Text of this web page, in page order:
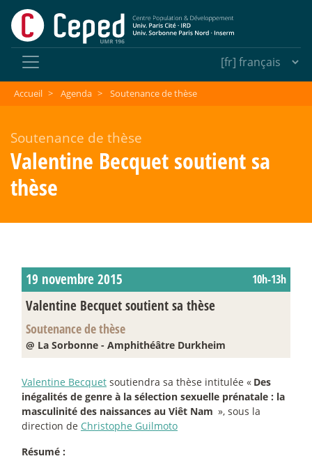
Accueil > Agenda > Soutenance de thèse
Soutenance de thèse
Valentine Becquet soutient sa
thèse
19 novembre 2015 10h-13h
Valentine Becquet soutient sa thèse
Soutenance de thèse
@ La Sorbonne - Amphithéâtre Durkheim
Valentine Becquet soutiendra sa thèse intitulée « Des
inégalités de genre à la sélection sexuelle prénatale : la
masculinité des naissances au Viêt Nam », sous la
direction de Christophe Guilmoto
Résumé :